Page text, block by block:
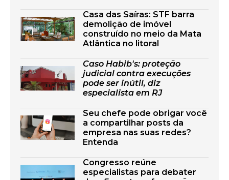
Casa das Saíras: STF barra
demolição de imóvel
construído no meio da Mata
Atlântica no litoral
Caso Habib's: proteção
judicial contra execuções
pode ser inútil, diz
especialista em RJ
Seu chefe pode obrigar você
a compartilhar posts da
empresa nas suas redes?
Entenda
Congresso reúne
especialistas para debater